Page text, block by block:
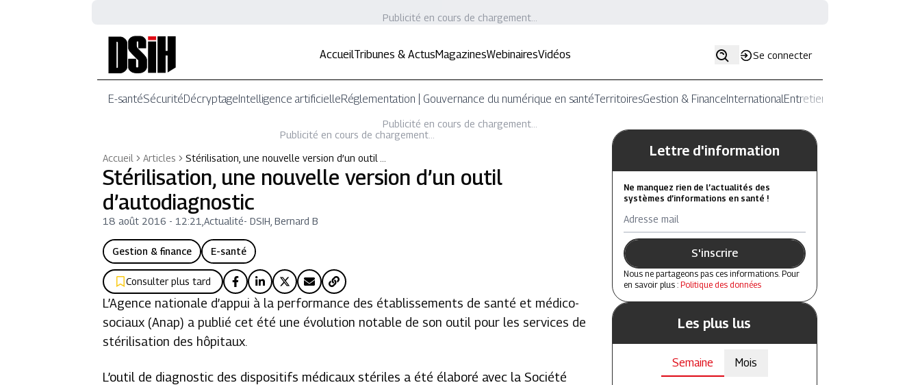
Publicité en cours de chargement...
AccueilTribunes & ActusMagazinesWebinairesVidéos Se connecter
E-santéSécuritéDécryptageIntelligence artificielleRéglementation | Gouvernance du numérique en santéTerritoiresGestion & FinanceInternationalEntretiens
Publicité en cours de chargement...
Publicité en cours de chargement...
Accueil
Articles Stérilisation, une nouvelle version d’un outil …
Stérilisation, une nouvelle version d’un outil
d’autodiagnostic
18 août 2016 - 12:21 ,Actualité-DSIH, Bernard B
Gestion & finance E-santé
Consulter plus tard
L’Agence nationale d’appui à la performance des établissements de santé et médico-
sociaux (Anap) a publié cet été une évolution notable de son outil pour les services de
stérilisation des hôpitaux.
L’outil de diagnostic des dispositifs médicaux stériles a été élaboré avec la Société
Lettre d'information
Ne manquez rien de l’actualités des
systèmes d’informations en santé !
Adresse mail
S'inscrire
Nous ne partageons pas ces informations. Pour
en savoir plus : Politique des données
Les plus lus
Semaine Mois